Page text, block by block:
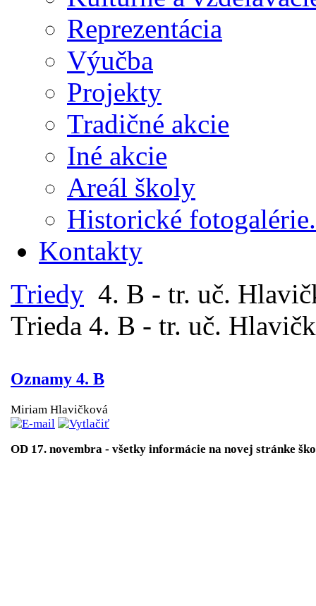
Reprezentácia
Výučba
Projekty
Tradičné akcie
Iné akcie
Areál školy
Historické
Kontakty
Triedy 4. B - tr. uč.
Trieda 4. B - tr. uč.
Oznamy 4. B
Miriam Hlavičková
OD 17. novembra - všetky informácie na novej stránke